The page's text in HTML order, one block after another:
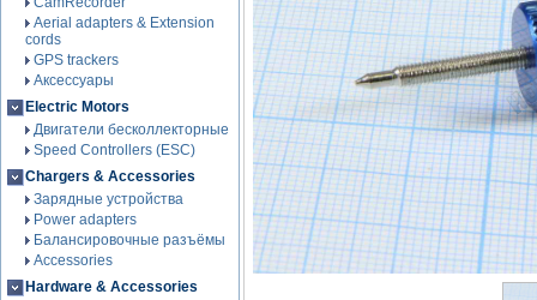
Aerial adapters & Extension
cords
GPS trackers
Аксессуары
Electric Motors
Двигатели бесколлекторные
Speed Controllers (ESC)
Chargers & Accessories
Зарядные устройства
Power adapters
Балансировочные разъёмы
Accessories
Hardware & Accessories